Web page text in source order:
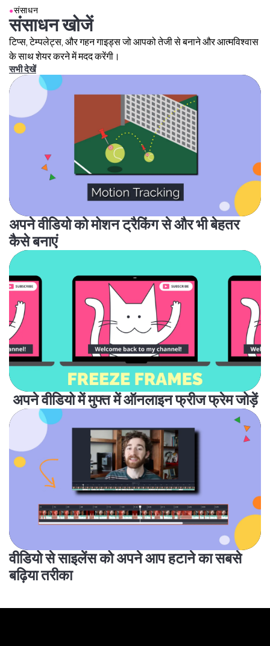
●संसाधन
संसाधन खोजें
टिप्स, टेम्पलेट्स, और गहन गाइड्स जो आपको तेजी से बनाने और आत्मविश्वास
के साथ शेयर करने में मदद करेंगी।
सभी देखें
अपने वीडियो को मोशन ट्रैकिंग से और भी बेहतर
कैसे बनाएं
अपने वीडियो में मुफ्त में ऑनलाइन फ्रीज फ्रेम जोड़ें
वीडियो से साइलेंस को अपने आप हटाने का सबसे
बढ़िया तरीका